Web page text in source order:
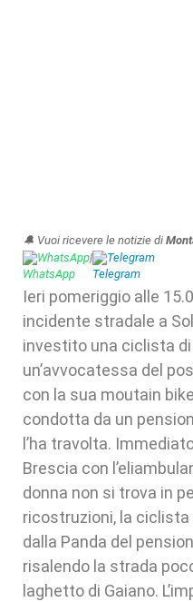
🔔 Vuoi ricevere le notizie di
WhatsApp| Telegram
Ieri pomeriggio alle
incidente stradale a
investito una ciclista
un’avvocatessa del
con la sua moutain
condotta da un
l’ha travolta.
Brescia con
donna non si trova in
ricostruzioni, la
dalla Panda del
risalendo la strada
laghetto di Gaiano.